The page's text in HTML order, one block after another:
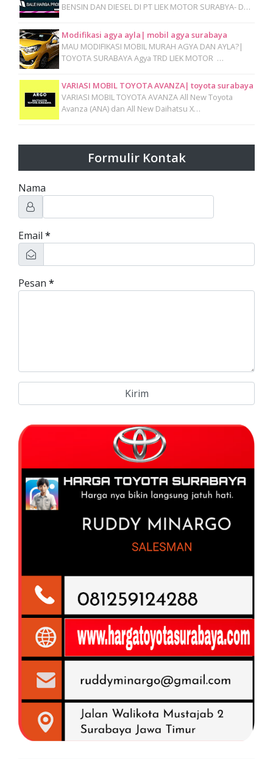
BENSIN DAN DIESEL DI PT LIEK MOTOR SURABYA- D…
Modifikasi agya ayla| mobil agya surabaya
MAU MODIFIKASI MOBIL MURAH AGYA DAN AYLA?|
TOYOTA SURABAYA Agya TRD LIEK MOTOR …
VARIASI MOBIL TOYOTA AVANZA| toyota surabaya
VARIASI MOBIL TOYOTA AVANZA All New Toyota
Avanza (ANA) dan All New Daihatsu X…
Formulir Kontak
Nama
Email *
Pesan *